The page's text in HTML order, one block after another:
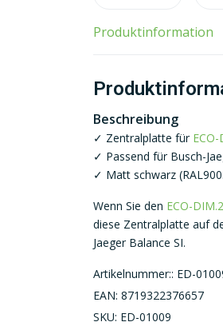
Produktinformation
Beschreibung
✓ Zentralplatte für
✓ Passend für Busch-
✓ Matt schwarz
Wenn Sie den ECO-
diese Zentralplatte auf
Jaeger Balance SI.
Artikelnummer:: ED-
EAN: 8719322376657
SKU: ED-01009